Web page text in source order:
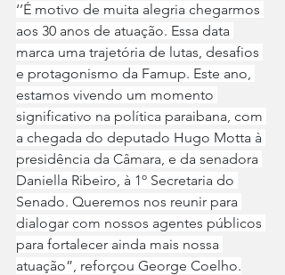
‘’É motivo de muita alegria chegarmos
aos 30 anos de atuação. Essa data
marca uma trajetória de lutas, desafios
e protagonismo da Famup. Este ano,
estamos vivendo um momento
significativo na política paraibana, com
a chegada do deputado Hugo Motta à
presidência da Câmara, e da senadora
Daniella Ribeiro, à 1º Secretaria do
Senado. Queremos nos reunir para
dialogar com nossos agentes públicos
para fortalecer ainda mais nossa
atuação”, reforçou George Coelho.